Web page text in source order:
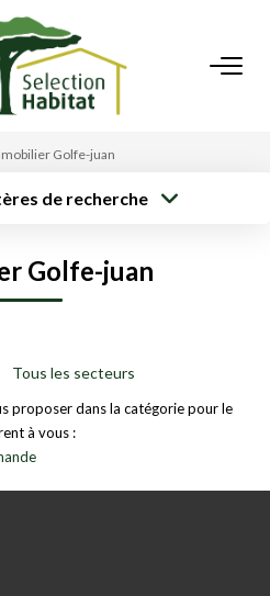
RECHERCHE
EN
Golfe-juan
de recherche
Golfe-juan
Tous les secteurs
proposer dans la catégorie pour le
à vous :